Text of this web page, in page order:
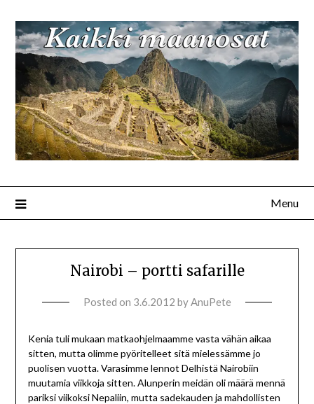
Menu
Nairobi – portti safarille
Posted on 3.6.2012 byAnuPete
Kenia tuli mukaan matkaohjelmaamme vasta vähän aikaa
sitten, mutta olimme pyöritelleet sitä mielessämme jo
puolisen vuotta. Varasimme lennot Delhistä Nairobiin
muutamia viikkoja sitten. Alunperin meidän oli määrä mennä
pariksi viikoksi Nepaliin, mutta sadekauden ja mahdollisten